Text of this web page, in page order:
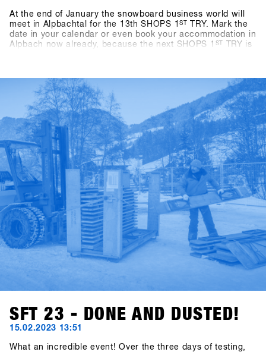
At the end of January the snowboard business world will
meet in Alpbachtal for the 13th SHOPS 1ST
TRY. Mark the
date in your calendar or even book your accommodation in
Alpbach now already, because the next SHOPS 1 ST
TRY is
SFT 23 - DONE AND DUSTED!
15.02.2023 13:51
What an incredible event! Over the three days of testing,